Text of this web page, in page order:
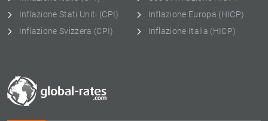
Inflazione Stati Uniti (CPI)
Inflazione Svizzera (CPI)
Inflazione Europa (HICP)
Inflazione Italia (HICP)